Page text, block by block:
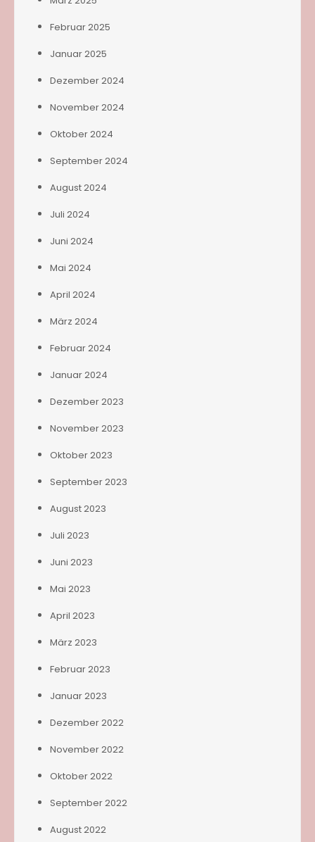
Februar 2025
Januar 2025
Dezember 2024
November 2024
Oktober 2024
September 2024
August 2024
Juli 2024
Juni 2024
Mai 2024
April 2024
März 2024
Februar 2024
Januar 2024
Dezember 2023
November 2023
Oktober 2023
September 2023
August 2023
Juli 2023
Juni 2023
Mai 2023
April 2023
März 2023
Februar 2023
Januar 2023
Dezember 2022
November 2022
Oktober 2022
September 2022
August 2022